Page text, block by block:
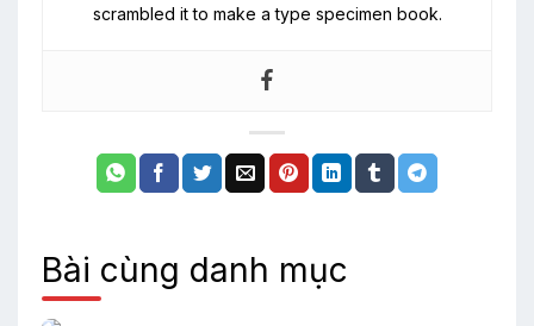
scrambled it to make a type specimen book.
Bài cùng danh mục